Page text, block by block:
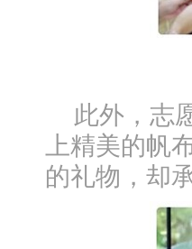
此外，志
上精美的帆
的礼物，却